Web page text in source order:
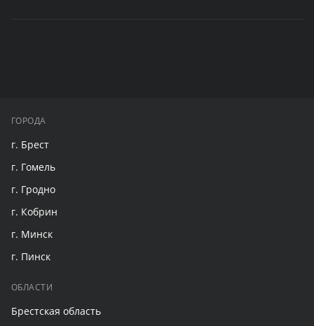
ГОРОДА
г. Брест
г. Гомель
г. Гродно
г. Кобрин
г. Минск
г. Пинск
ОБЛАСТИ
Брестская область